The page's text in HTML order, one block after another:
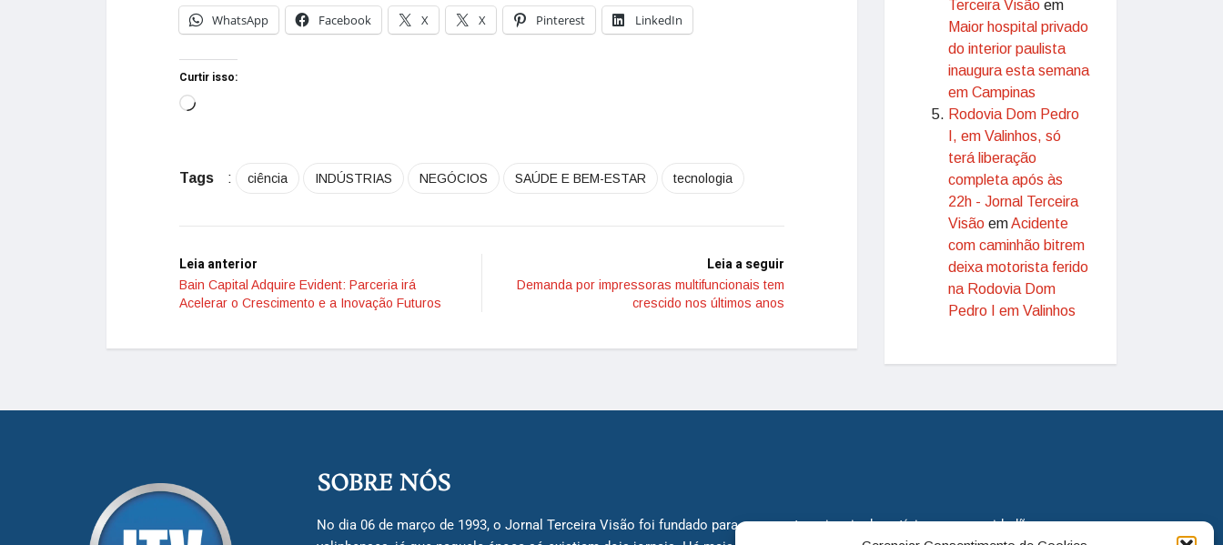
WhatsApp
Facebook X X Pinterest LinkedIn
Curtir isso:
Tags : ciência INDÚSTRIAS NEGÓCIOS SAÚDE E BEM-ESTAR tecnologia
Leia anterior
Bain Capital Adquire Evident: Parceria irá
Acelerar o Crescimento e a Inovação Futuros
Leia a seguir
Demanda por impressoras multifuncionais tem
crescido nos últimos anos
Terceira Visão em
Maior hospital privado
do interior paulista
inaugura esta semana
em Campinas
Rodovia Dom Pedro
I, em Valinhos, só
terá liberação
completa após às
22h - Jornal Terceira
Visão emAcidente
com caminhão bitrem
deixa motorista ferido
na Rodovia Dom
Pedro I em Valinhos
SOBRE NÓS
No dia 06 de março de 1993, o Jornal Terceira Visão foi fundado para ser uma terceira via de notícias para os cidadãos